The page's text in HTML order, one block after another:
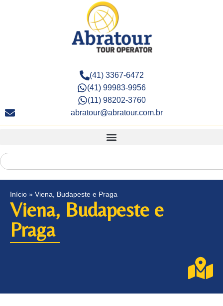
(41) 3367-6472
(41) 99983-9956
(11) 98202-3760
abratour@abratour.com.br
Início » Viena, Budapeste e Praga
Viena, Budapeste e
Praga